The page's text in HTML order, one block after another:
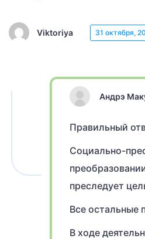
Viktoriya 31 октября,
Андрэ
Правильный
Социально-
преследует
Все остальные
В ходе